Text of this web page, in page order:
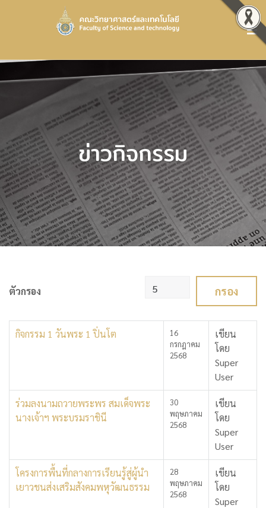
ข่าวกิจกรรม
ตัวกรอง กรอง
กิจกรรม 1 วันพระ 1 ปิ่นโต
16
กรกฎาคม
2568
เขียน
โดย
Super
User
ร่วมลงนามถวายพระพร สมเด็จพระ
นางเจ้าฯ พระบรมราชินี
30
พฤษภาคม
2568
เขียน
โดย
Super
User
โครงการพื้นที่กลางการเรียนรู้สู่ผู้นำ
เยาวชนส่งเสริมสังคมพหุวัฒนธรรม
28
พฤษภาคม
2568
เขียน
โดย
Super